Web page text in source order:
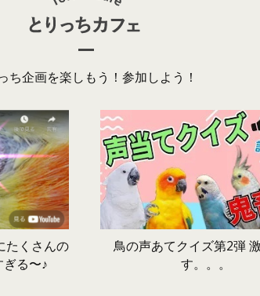
ち企画を楽しもう！参加しよう！
たくさんの
る〜♪
鳥の声あてクイズ第2弾
す。。。